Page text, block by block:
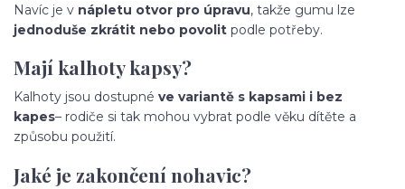
Navíc je v nápletu otvor pro úpravu, takže gumu lze
jednoduše zkrátit nebo povolit podle potřeby.
Mají kalhoty kapsy?
Kalhoty jsou dostupné ve variantě s kapsami i bez
kapes– rodiče si tak mohou vybrat podle věku dítěte a
způsobu použití.
Jaké je zakončení nohavic?